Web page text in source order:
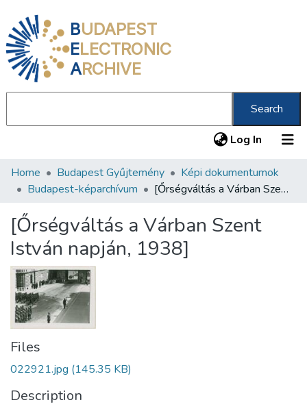
BUDAPEST
ELECTRONIC
ARCHIVE
Search
Log In (current)
Communities & Collections
Statistics
About us
Home Budapest Gyűjtemény
Képi dokumentumok
Budapest-képarchívum
[Őrségváltás a Várban Szent István napján, 1938]
[Őrségváltás a Várban Szent
István napján, 1938]
Files
022921.jpg (145.35 KB)
Description